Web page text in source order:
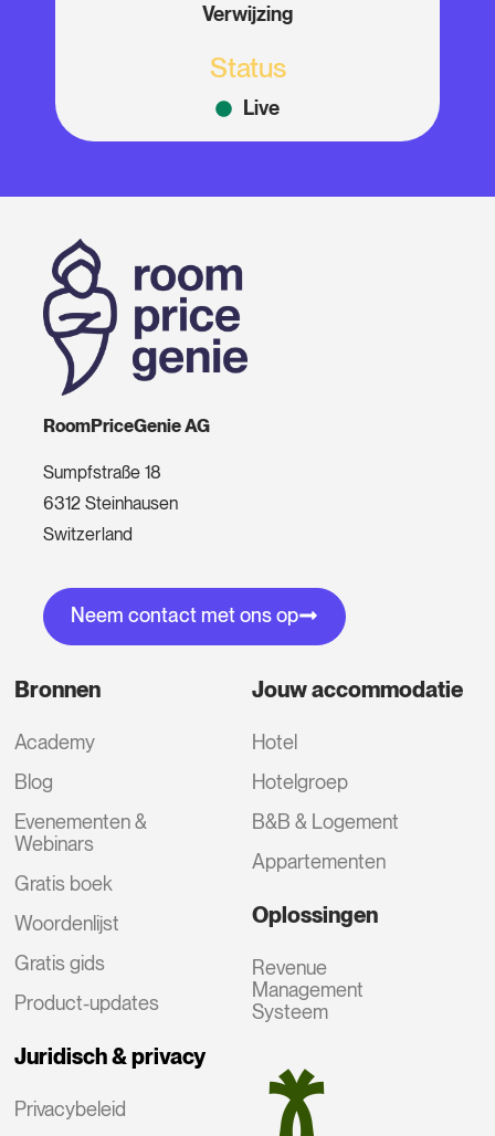
Verwijzing
Status
Live
RoomPriceGenie AG
Sumpfstraße 18
6312 Steinhausen
Switzerland
Neem contact met ons op
Bronnen
Academy
Blog
Evenementen &
Webinars
Gratis boek
Woordenlijst
Gratis gids
Product-updates
Juridisch & privacy
Privacybeleid
Jouw accommodatie
Hotel
Hotelgroep
B&B & Logement
Appartementen
Oplossingen
Revenue
Management
Systeem